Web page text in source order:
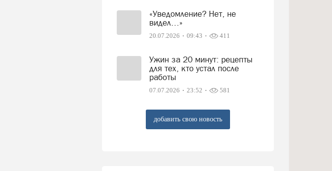
«Уведомление? Нет, не
видел…»
20.07.2026 09:43 411
Ужин за 20 минут: рецепты
для тех, кто устал после
работы
07.07.2026 23:52 581
добавить свою новость